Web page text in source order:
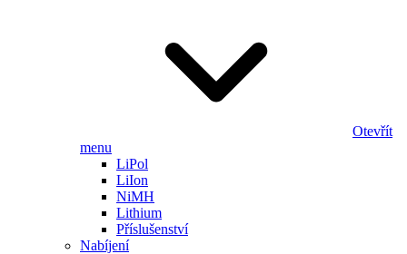
Otevřít
menu
LiPol
LiIon
NiMH
Lithium
Příslušenství
Nabíjení